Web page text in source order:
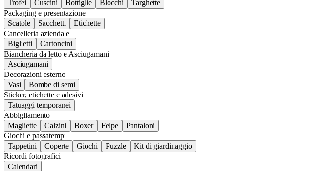
Trofei
Cuscini Bottiglie Blocchi
Targhette
Packaging e presentazione
Scatole
Sacchetti
Etichette
Cancelleria aziendale
Biglietti
Cartoncini
Biancheria da letto e Asciugamani
Asciugamani
Decorazioni esterno
Vasi
Bombe di semi
Sticker, etichette e adesivi
Tatuaggi temporanei
Abbigliamento
Magliette
Calzini Boxer Felpe
Pantaloni
Giochi e passatempi
Tappetini
Coperte Giochi Puzzle
Kit di giardinaggio
Ricordi fotografici
Calendari